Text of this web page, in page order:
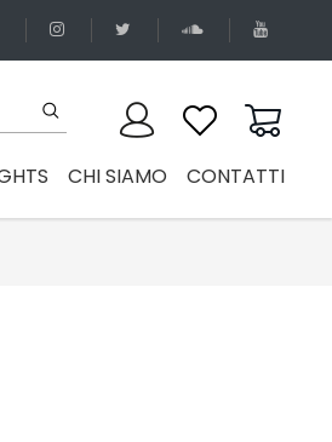
CHI SIAMO CONTATTI